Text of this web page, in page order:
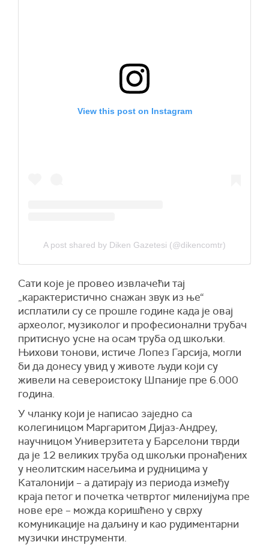
View this post on Instagram
A post shared by Diken Gazetesi (@dikencomtr)
Сати које је провео извлачећи тај
„карактеристично снажан звук из ње“
исплатили су се прошле године када је овај
археолог, музиколог и професионални трубач
притиснуо усне на осам труба од шкољки.
Њихови тонови, истиче Лопез Гарсија, могли
би да донесу увид у животе људи који су
живели на североистоку Шпаније пре 6.000
година.
У чланку који је написао заједно са
колегиницом Маргаритом Дијаз-Андреу,
научницом Универзитета у Барселони тврди
да је 12 великих труба од шкољки пронађених
у неолитским насељима и рудницима у
Каталонији – а датирају из периода између
краја петог и почетка четвртог миленијума пре
нове ере – можда коришћено у сврху
комуникације на даљину и као рудиментарни
музички инструменти.